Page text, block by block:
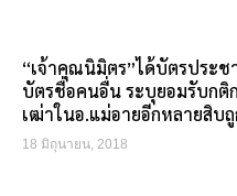
“เจ้าคุณนิมิตร”ได้บัตรประช
บัตรชื่อคนอื่น ระบุยอมรับก
เฒ่าในอ.แม่อายอีกหลายสิบ
18 มิถุนายน, 2018